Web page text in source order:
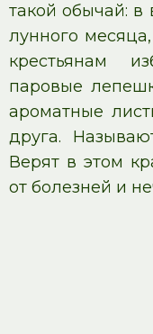
такой обычай: в
лунного
крестьянам
паровые
ароматные
друга.
Верят в этом
от болезней и